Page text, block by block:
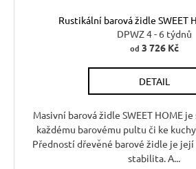
Rustikální barová židle SWEET
DPWZ 4 - 6 týdnů
od 3 726 Kč
DETAIL
Masivní barová židle SWEET HOME
každému barovému pultu či ke
Předností dřevěné barové židle je
stabilita. A...